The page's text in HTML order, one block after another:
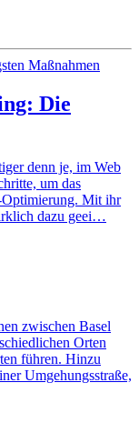
Die
denn je, im Web
um das
Optimierung. Mit ihr
dazu geei…
zwischen Basel
Orten
führen. Hinzu
Umgehungsstraße,